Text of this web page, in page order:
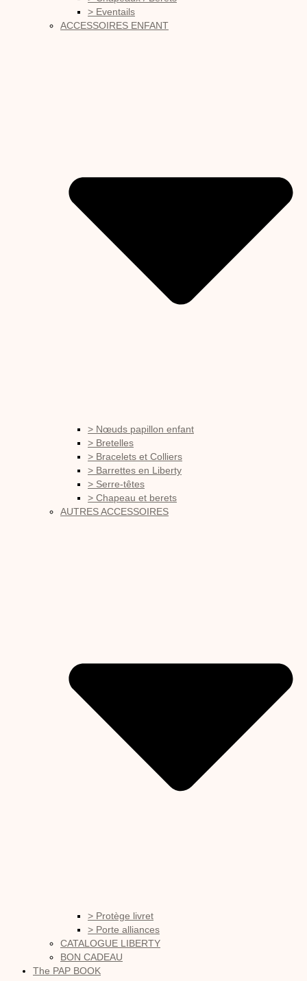
> Eventails
ACCESSOIRES ENFANT
> Nœuds papillon enfant
> Bretelles
> Bracelets et Colliers
> Barrettes en Liberty
> Serre-têtes
> Chapeau et berets
AUTRES ACCESSOIRES
> Protège livret
> Porte alliances
CATALOGUE LIBERTY
BON CADEAU
The PAP BOOK